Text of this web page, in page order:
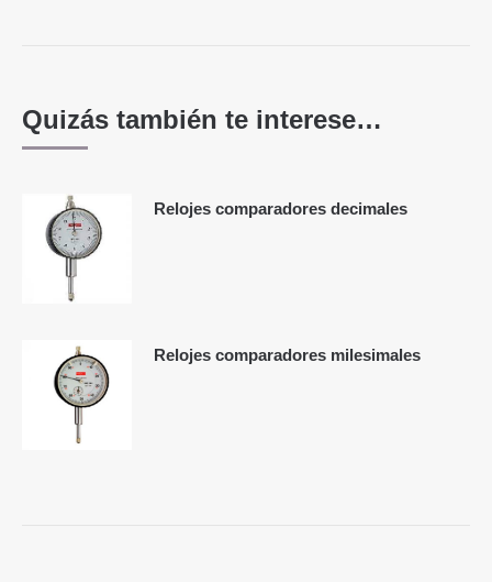
Quizás también te interese…
Relojes comparadores decimales
Relojes comparadores milesimales